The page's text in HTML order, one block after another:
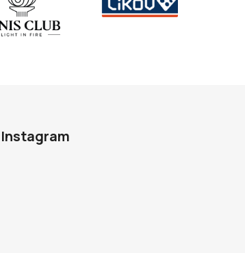
Instagram